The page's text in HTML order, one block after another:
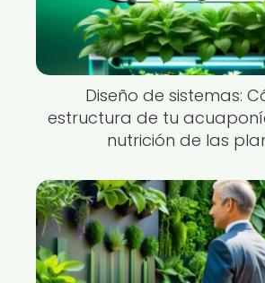
Diseño de sistemas:
estructura de tu
nutrición de las